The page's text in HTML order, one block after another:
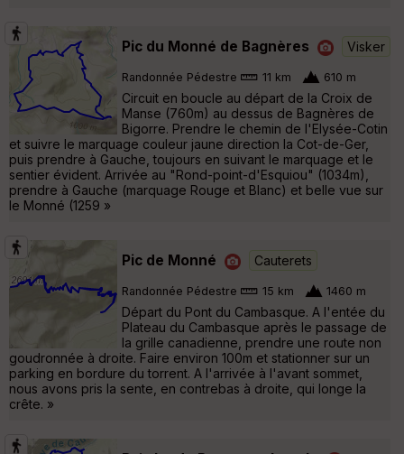
Pic du Monné de Bagnères Visker
Randonnée Pédestre 11 km 610 m
Circuit en boucle au départ de la Croix de
Manse (760m) au dessus de Bagnères de
Bigorre. Prendre le chemin de l'Elysée-Cotin
et suivre le marquage couleur jaune direction la Cot-de-Ger,
puis prendre à Gauche, toujours en suivant le marquage et le
sentier évident. Arrivée au "Rond-point-d'Esquiou" (1034m),
prendre à Gauche (marquage Rouge et Blanc) et belle vue sur
le Monné (1259 »
Pic de Monné Cauterets
Randonnée Pédestre 15 km 1460 m
Départ du Pont du Cambasque. A l'entée du
Plateau du Cambasque après le passage de
la grille canadienne, prendre une route non
goudronnée à droite. Faire environ 100m et stationner sur un
parking en bordure du torrent. A l'arrivée à l'avant sommet,
nous avons pris la sente, en contrebas à droite, qui longe la
crête. »